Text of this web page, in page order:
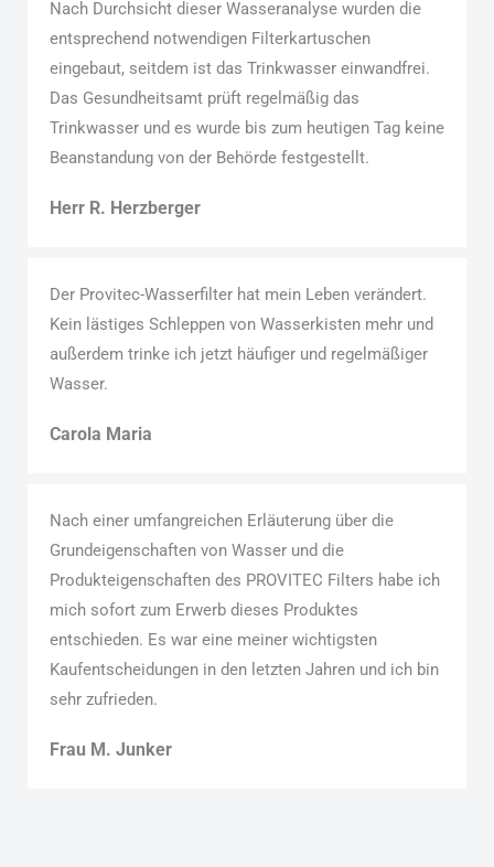
Nach Durchsicht dieser Wasseranalyse wurden die
entsprechend notwendigen Filterkartuschen
eingebaut, seitdem ist das Trinkwasser einwandfrei.
Das Gesundheitsamt prüft regelmäßig das
Trinkwasser und es wurde bis zum heutigen Tag keine
Beanstandung von der Behörde festgestellt.
Herr R. Herzberger
Der Provitec-Wasserfilter hat mein Leben verändert.
Kein lästiges Schleppen von Wasserkisten mehr und
außerdem trinke ich jetzt häufiger und regelmäßiger
Wasser.
Carola Maria
Nach einer umfangreichen Erläuterung über die
Grundeigenschaften von Wasser und die
Produkteigenschaften des PROVITEC Filters habe ich
mich sofort zum Erwerb dieses Produktes
entschieden. Es war eine meiner wichtigsten
Kaufentscheidungen in den letzten Jahren und ich bin
sehr zufrieden.
Frau M. Junker